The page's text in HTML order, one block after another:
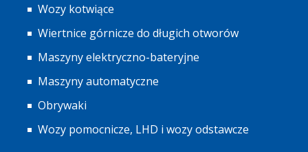
Wozy kotwiące
Wiertnice górnicze do długich otworów
Maszyny elektryczno-bateryjne
Maszyny automatyczne
Obrywaki
Wozy pomocnicze, LHD i wozy odstawcze